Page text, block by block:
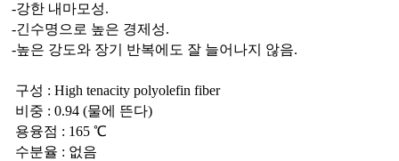
-강한 내마모성.
-긴수명으로 높은 경제성.
-높은 강도와 장기 반복에도 잘 늘어나지 않음.
구성 : High tenacity polyolefin fiber
비중 : 0.94 (물에 뜬다)
용융점 : 165 ℃
수분율 : 없음